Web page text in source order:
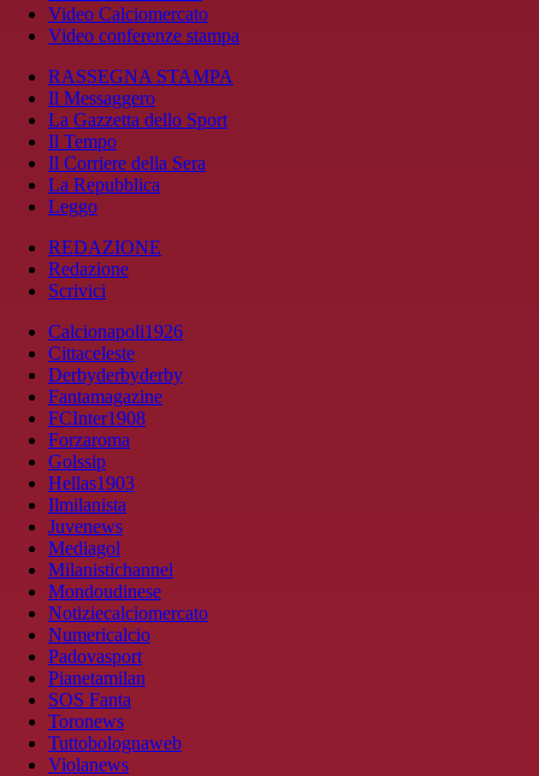
Video Calciomercato
Video conferenze stampa
RASSEGNA STAMPA
Il Messaggero
La Gazzetta dello Sport
Il Tempo
Il Corriere della Sera
La Repubblica
Leggo
REDAZIONE
Redazione
Scrivici
Calcionapoli1926
Cittaceleste
Derbyderbyderby
Fantamagazine
FCInter1908
Forzaroma
Golssip
Hellas1903
Ilmilanista
Juvenews
Mediagol
Milanistichannel
Mondoudinese
Notiziecalciomercato
Numericalcio
Padovasport
Pianetamilan
SOS Fanta
Toronews
Tuttobolognaweb
Violanews